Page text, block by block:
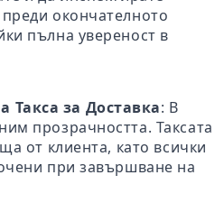
окончателното
пълна увереност в
Такса за Доставка: В
прозрачността. Таксата
от клиента, като всички
при завършване на